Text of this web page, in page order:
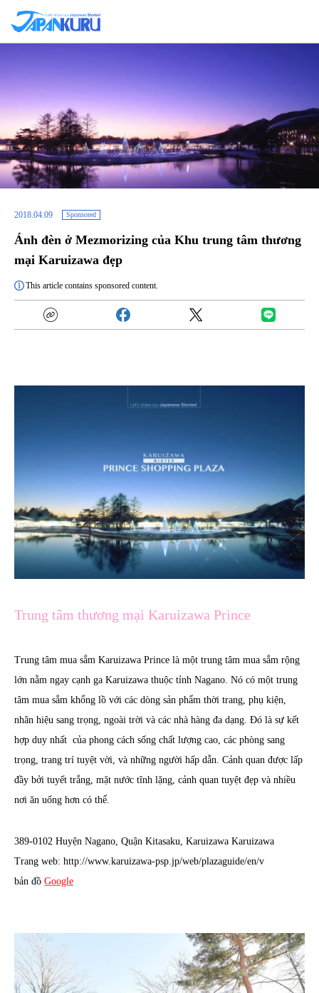
2018.04.09 Sponsored
Ánh đèn ở Mezmorizing của Khu trung tâm thương
mại Karuizawa đẹp
This article contains sponsored content.
Trung tâm thương mại Karuizawa Prince
Trung tâm mua sắm Karuizawa Prince là một trung tâm mua sắm rộng
lớn nằm ngay cạnh ga Karuizawa thuộc tỉnh Nagano. Nó có một trung
tâm mua sắm khổng lồ với các dòng sản phẩm thời trang, phụ kiện,
nhãn hiệu sang trọng, ngoài trời và các nhà hàng đa dạng. Đó là sự kết
hợp duy nhất của phong cách sống chất lượng cao, các phòng sang
trọng, trang trí tuyệt vời, và những người hấp dẫn. Cảnh quan được lấp
đầy bởi tuyết trắng, mặt nước tĩnh lặng, cảnh quan tuyệt đẹp và nhiều
nơi ăn uống hơn có thể.
389-0102 Huyện Nagano, Quận Kitasaku, Karuizawa Karuizawa
Trang web: http://www.karuizawa-psp.jp/web/plazaguide/en/v
bản đồ Google